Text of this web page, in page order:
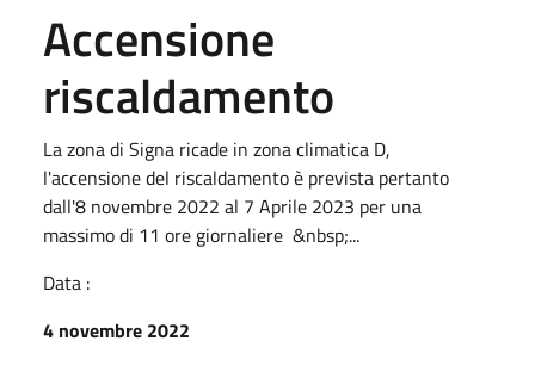
Accensione
riscaldamento
La zona di Signa ricade in zona climatica D,
l'accensione del riscaldamento è prevista pertanto
dall'8 novembre 2022 al 7 Aprile 2023 per una
massimo di 11 ore giornaliere &nbsp;...
Data :
4 novembre 2022